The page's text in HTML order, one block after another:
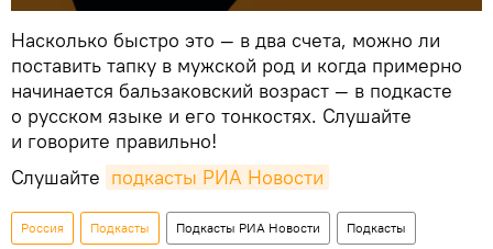
Насколько быстро это — в два счета, можно ли
поставить тапку в мужской род и когда примерно
начинается бальзаковский возраст — в подкасте
о русском языке и его тонкостях. Слушайте
и говорите правильно!
Слушайте подкасты РИА Новости
Россия Подкасты Подкасты РИА Новости Подкасты